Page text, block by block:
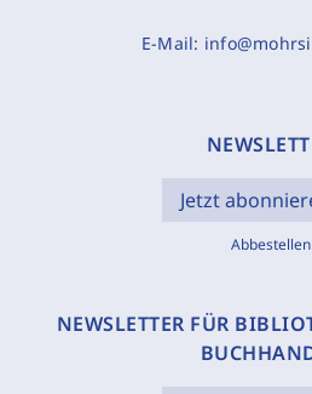
E-Mail:
Jetzt
Abbestellen
NEWSLETTER FÜR